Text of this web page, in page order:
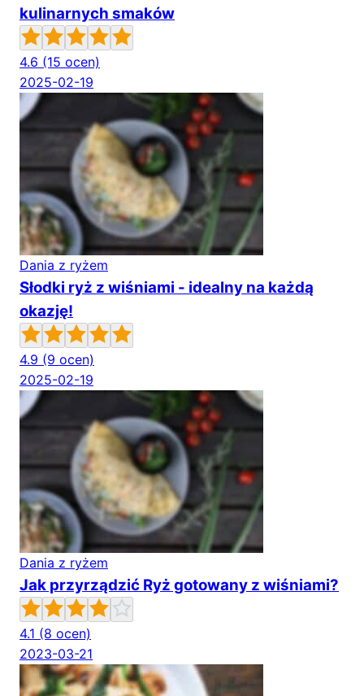
kulinarnych smaków
4.6 (15 ocen)
2025-02-19
Dania z ryżem
Słodki ryż z wiśniami - idealny na każdą
okazję!
4.9 (9 ocen)
2025-02-19
Dania z ryżem
Jak przyrządzić Ryż gotowany z wiśniami?
4.1 (8 ocen)
2023-03-21